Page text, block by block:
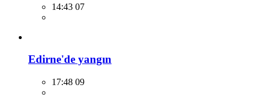
14:43 07
Edirne'de yangın
17:48 09